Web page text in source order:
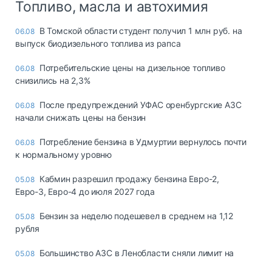
Топливо, масла и автохимия
06.08 В Томской области студент получил 1 млн руб. на
выпуск биодизельного топлива из рапса
06.08 Потребительские цены на дизельное топливо
снизились на 2,3%
06.08 После предупреждений УФАС оренбургские АЗС
начали снижать цены на бензин
06.08 Потребление бензина в Удмуртии вернулось почти
к нормальному уровню
05.08 Кабмин разрешил продажу бензина Евро-2,
Евро-3, Евро-4 до июля 2027 года
05.08 Бензин за неделю подешевел в среднем на 1,12
рубля
05.08 Большинство АЗС в Ленобласти сняли лимит на